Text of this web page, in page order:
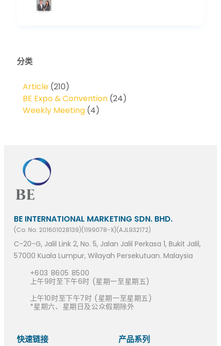
分类
Article (210)
BE Expo & Convention (24)
Weekly Meeting (4)
BE INTERNATIONAL MARKETING SDN. BHD.
(Co. No. 201601028139)(1199078-X)(AJL932172)
C-20-G, Jalil Link 2, No. 5, Jalan Jalil Perkasa 1, Bukit Jalil,
57000 Kuala Lumpur, Wilayah Persekutuan. Malaysia
+603 8605 8500
上午9时至下午6时 (星期一至星期五)
上午10时至下午7时 (星期一至星期五)
*星期六、星期日及公众假期除外
快速链接​ 产品系列